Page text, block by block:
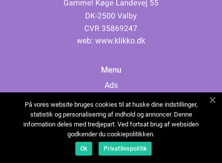
web: www.klikko.dk
Menu
Ads
Cookies
Contact
Sitemap
På vores website bruges cookies til at huske dine indstillinger,
statistik og personalisering af indhold og annoncer. Denne
information deles med tredjepart. Ved fortsat brug af websiden
godkender du cookiepolitikken.
Ok Privatlivspolitik